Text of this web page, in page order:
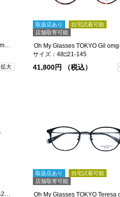
Oh My Glasses TOKYO Monica2 omg-143-ATSV-49
拡大
取扱店あり
自宅試着可能
店舗取寄可能
サイズ：48□21-145
41,800円 （税込）
取扱店あり
自宅試着可能
店舗取寄可能